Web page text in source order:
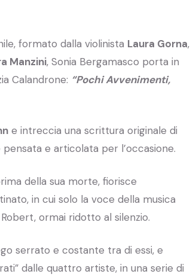
formato dalla violinista Laura Gorna,
Manzini, Sonia Bergamasco porta in
Calandrone: “Pochi Avvenimenti,
e intreccia una scrittura originale di
e articolata per l’occasione.
della sua morte, fiorisce
in cui solo la voce della musica
ormai ridotto al silenzio.
serrato e costante tra di essi, e
dalle quattro artiste, in una serie di